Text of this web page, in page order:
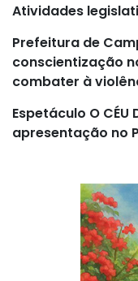
Atividades
Prefeitura de
conscientização
combater à
Espetáculo O CÉU
apresentação no